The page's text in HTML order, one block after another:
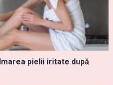
pielii iritate după